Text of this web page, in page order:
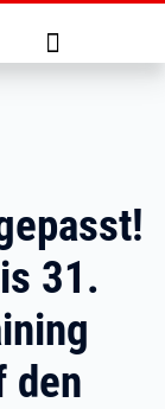
Anmelden
31.
den